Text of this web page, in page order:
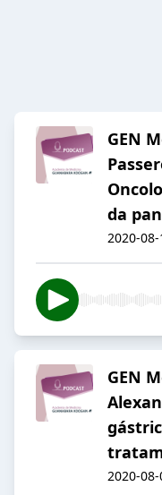
GEN
da
2020-
GEN
2020-